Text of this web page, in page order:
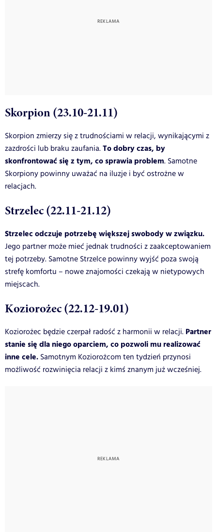
Skorpion (23.10-21.11)
Skorpion zmierzy się z trudnościami w relacji, wynikającymi z
zazdrości lub braku zaufania.To dobry czas, by
skonfrontować się z tym, co sprawia problem. Samotne
Skorpiony powinny uważać na iluzje i być ostrożne w
relacjach.
Strzelec (22.11-21.12)
Strzelec odczuje potrzebę większej swobody w związku.
Jego partner może mieć jednak trudności z zaakceptowaniem
tej potrzeby. Samotne Strzelce powinny wyjść poza swoją
strefę komfortu – nowe znajomości czekają w nietypowych
miejscach.
Koziorożec (22.12-19.01)
Koziorożec będzie czerpał radość z harmonii w relacji. Partner
stanie się dla niego oparciem, co pozwoli mu realizować
inne cele. Samotnym Koziorożcom ten tydzień przynosi
możliwość rozwinięcia relacji z kimś znanym już wcześniej.